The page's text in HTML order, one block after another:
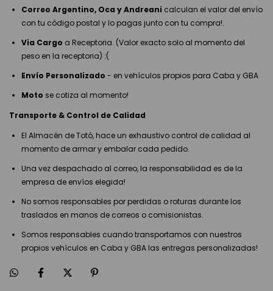
Correo Argentino, Oca y Andreani calculan el valor del envío
con tu código postal y lo pagas junto con tu compra!.
Via Cargo a Receptoria. (Valor exacto solo al momento del
peso en la receptoria) :(
Envío Personalizado - en vehículos propios para Caba y GBA
Moto se cotiza al momento!
Transporte & Control de Calidad
El Almacén de Totó, hace un exhaustivo control de calidad al
momento de armar y embalar cada pedido.
Una vez despachado al correo, la responsabilidad es de la
empresa de envíos elegida!
No somos responsables por perdidas o roturas durante los
traslados en manos de correos o comisionistas.
Somos responsables cuando transportamos con nuestros
propios vehículos en Caba y GBA las entregas personalizadas!